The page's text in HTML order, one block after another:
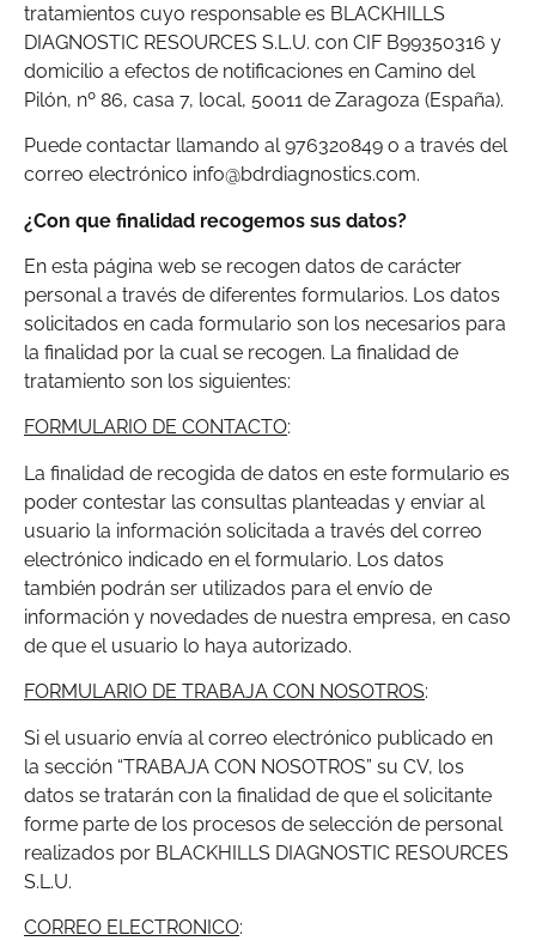
tratamientos cuyo responsable es BLACKHILLS
DIAGNOSTIC RESOURCES S.L.U. con CIF B99350316 y
domicilio a efectos de notificaciones en Camino del
Pilón, nº 86, casa 7, local, 50011 de Zaragoza (España).
Puede contactar llamando al 976320849 o a través del
correo electrónico info@bdrdiagnostics.com.
¿Con que finalidad recogemos sus datos?
En esta página web se recogen datos de carácter
personal a través de diferentes formularios. Los datos
solicitados en cada formulario son los necesarios para
la finalidad por la cual se recogen. La finalidad de
tratamiento son los siguientes:
FORMULARIO DE CONTACTO:
La finalidad de recogida de datos en este formulario es
poder contestar las consultas planteadas y enviar al
usuario la información solicitada a través del correo
electrónico indicado en el formulario. Los datos
también podrán ser utilizados para el envío de
información y novedades de nuestra empresa, en caso
de que el usuario lo haya autorizado.
FORMULARIO DE TRABAJA CON NOSOTROS:
Si el usuario envía al correo electrónico publicado en
la sección “TRABAJA CON NOSOTROS” su CV, los
datos se tratarán con la finalidad de que el solicitante
forme parte de los procesos de selección de personal
realizados por BLACKHILLS DIAGNOSTIC RESOURCES
S.L.U.
CORREO ELECTRONICO: